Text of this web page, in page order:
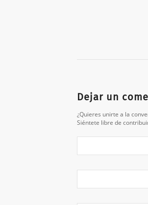
Dejar un
¿Quieres unirte a la
Siéntete libre de